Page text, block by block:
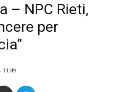
– NPC Rieti,
per
11:49